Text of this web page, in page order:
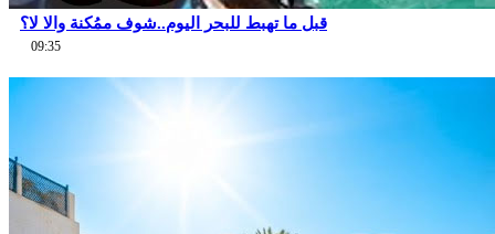
قبل ما تهبط للبحر اليوم..شوف ممُكنة والا لا؟
09:35